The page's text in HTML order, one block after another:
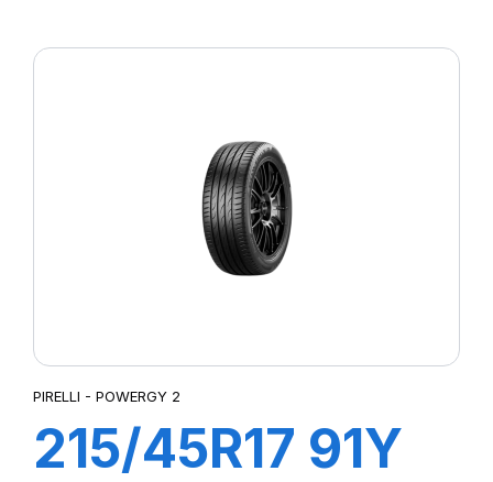
PIRELLI - POWERGY 2
215/45R17 91Y